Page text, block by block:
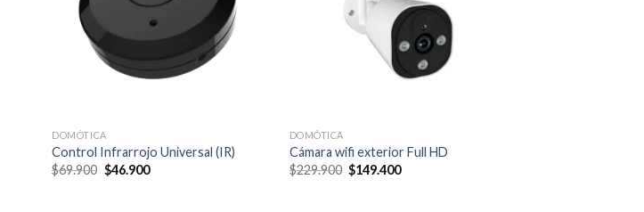
DOMÓTICA
Control Infrarrojo Universal (IR)
$69.900 Original
price
$46.900Current
DOMÓTICA
Cámara wifi exterior Full HD
$229.900 Original
price
$149.400Current